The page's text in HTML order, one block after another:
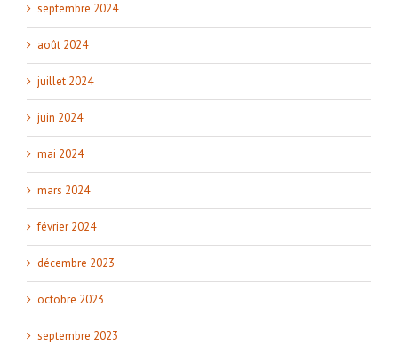
septembre 2024
août 2024
juillet 2024
juin 2024
mai 2024
mars 2024
février 2024
décembre 2023
octobre 2023
septembre 2023